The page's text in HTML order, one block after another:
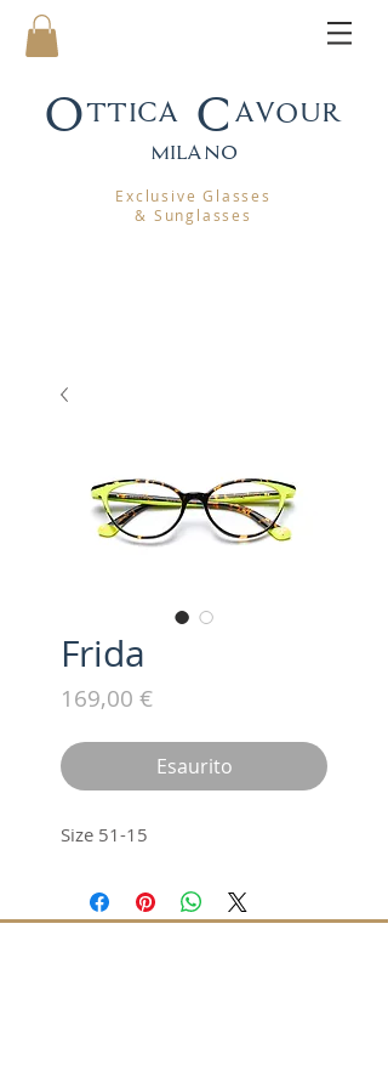
Ottica Cavour
milano
Exclusive Glasses
& Sunglasses
Frida
169,00 €Prezzo
Esaurito
Size 51-15